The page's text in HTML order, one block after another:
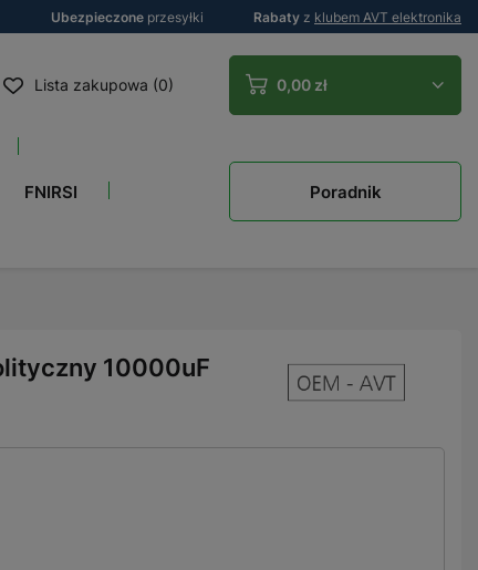
Ubezpieczone przesyłki Rabaty z klubem AVT elektronika
Lista zakupowa (0) 0,00 zł
FNIRSI Poradnik
10000uF